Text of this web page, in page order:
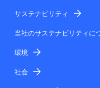
サステナビリティ
当社のサステナビリティに
環境
社会